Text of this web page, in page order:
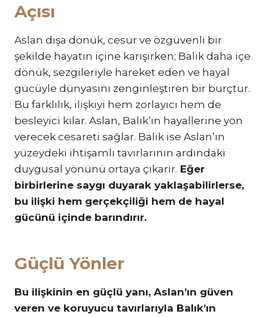
Açısı
Aslan dışa dönük, cesur ve özgüvenli bir
şekilde hayatın içine karışırken; Balık daha içe
dönük, sezgileriyle hareket eden ve hayal
gücüyle dünyasını zenginleştiren bir burçtur.
Bu farklılık, ilişkiyi hem zorlayıcı hem de
besleyici kılar. Aslan, Balık’ın hayallerine yön
verecek cesareti sağlar. Balık ise Aslan’ın
yüzeydeki ihtişamlı tavırlarının ardındaki
duygusal yönünü ortaya çıkarır. Eğer
birbirlerine saygı duyarak yaklaşabilirlerse,
bu ilişki hem gerçekçiliği hem de hayal
gücünü içinde barındırır.
Güçlü Yönler
Bu ilişkinin en güçlü yanı, Aslan’ın güven
veren ve koruyucu tavırlarıyla Balık’ın